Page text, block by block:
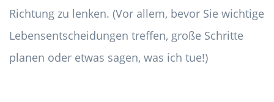
Richtung zu lenken. (Vor allem, bevor Sie wichtige
Lebensentscheidungen treffen, große Schritte
planen oder etwas sagen, was ich tue!)